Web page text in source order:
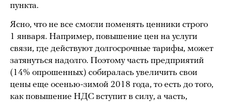
пункта.
Ясно, что не все смогли поменять ценники строго
1 января. Например, повышение цен на услуги
связи, где действуют долгосрочные тарифы, может
затянуться надолго. Поэтому часть предприятий
(14% опрошенных) собиралась увеличить свои
цены еще осенью-зимой 2018 года, то есть до того,
как повышение НДС вступит в силу, а часть,